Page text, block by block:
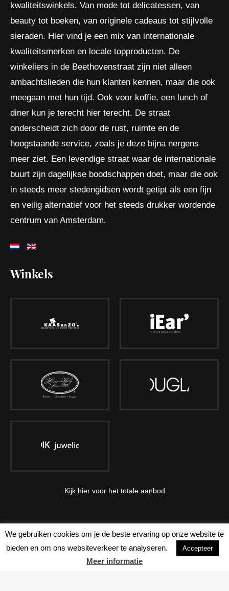
kwaliteitswinkels. Van mode tot delicatessen, van
beauty tot boeken, van originele cadeaus tot stijlvolle
sieraden. Hier vind je een mix van internationale
kwaliteitsmerken en locale topproducten. De
winkeliers in de Beethovenstraat zijn niet alleen
ambachtslieden die hun klanten kennen, maar die ook
meegaan met hun tijd. Ook voor koffie, een lunch of
diner kun je terecht hier terecht. De straat
onderscheidt zich door de rust, ruimte en de
hoogstaande service, zoals je deze bijna nergens
meer ziet. Een levendige straat waar de internationale
buurt zijn dagelijkse boodschappen doet, maar die ook
in steeds meer stedengidsen wordt getipt als een fijn
en veilig alternatief voor het steeds drukker wordende
centrum van Amsterdam.
Winkels
Kijk hier voor het totale aanbod
We gebruiken cookies om je de beste ervaring op onze website te
bieden en om ons websiteverkeer te analyseren.
Accepteer
Meer informatie